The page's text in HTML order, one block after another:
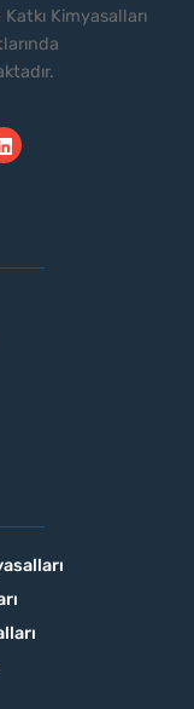
Kimyasalları